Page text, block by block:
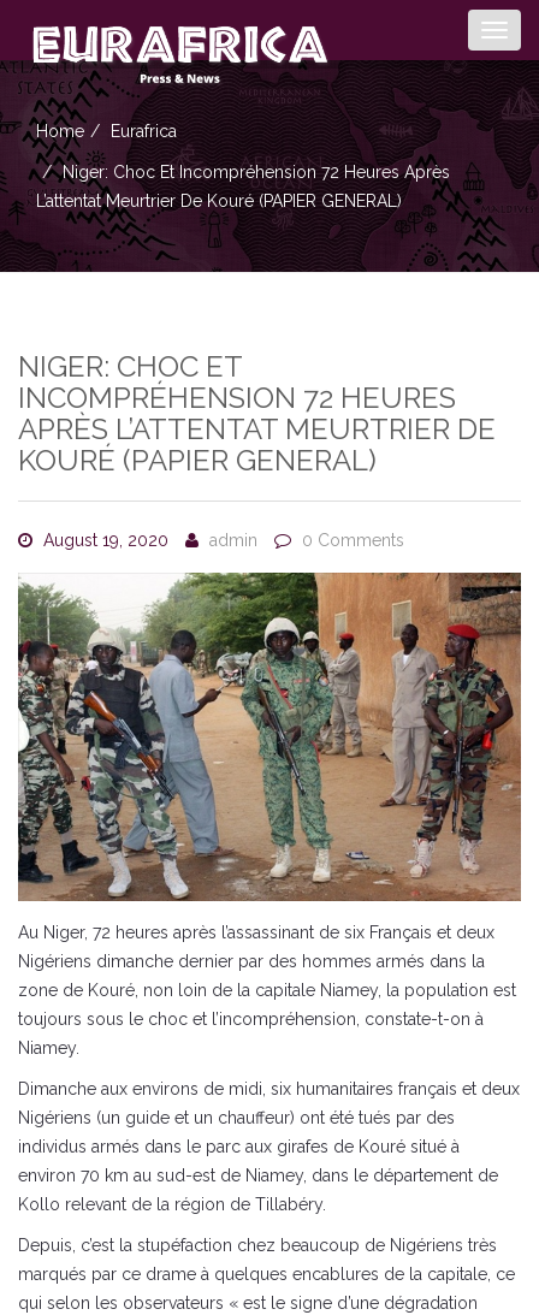
Home Eurafrica
Niger: Choc Et Incompréhension 72 Heures Après
L’attentat Meurtrier De Kouré (PAPIER GENERAL)
NIGER: CHOC ET
INCOMPRÉHENSION 72 HEURES
APRÈS L’ATTENTAT MEURTRIER DE
KOURÉ (PAPIER GENERAL)
August 19, 2020 admin 0 Comments
Au Niger, 72 heures après l’assassinant de six Français et deux
Nigériens dimanche dernier par des hommes armés dans la
zone de Kouré, non loin de la capitale Niamey, la population est
toujours sous le choc et l’incompréhension, constate-t-on à
Niamey.
Dimanche aux environs de midi, six humanitaires français et deux
Nigériens (un guide et un chauffeur) ont été tués par des
individus armés dans le parc aux girafes de Kouré situé à
environ 70 km au sud-est de Niamey, dans le département de
Kollo relevant de la région de Tillabéry.
Depuis, c’est la stupéfaction chez beaucoup de Nigériens très
marqués par ce drame à quelques encablures de la capitale, ce
qui selon les observateurs « est le signe d’une dégradation